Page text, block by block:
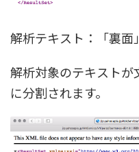
解析テキスト：「裏面」
解析対象のテキストが
に分割されます。